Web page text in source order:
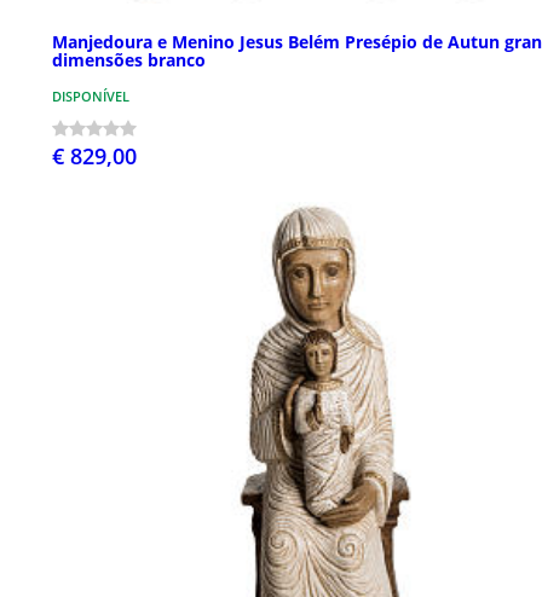
Manjedoura e Menino Jesus Belém Presépio de Autun
dimensões branco
DISPONÍVEL
€ 829,00